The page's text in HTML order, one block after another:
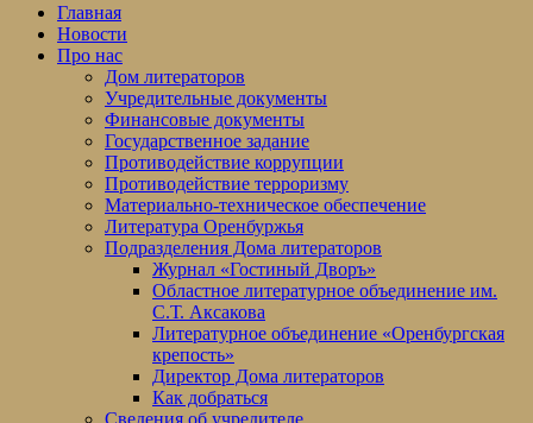
Главная
Новости
Про нас
Дом литераторов
Учредительные документы
Финансовые документы
Государственное задание
Противодействие коррупции
Противодействие терроризму
Материально-техническое обеспечение
Литература Оренбуржья
Подразделения Дома литераторов
Журнал «Гостиный Дворъ»
Областное литературное объединение им.
С.Т. Аксакова
Литературное объединение «Оренбургская
крепость»
Директор Дома литераторов
Как добраться
Сведения об учредителе